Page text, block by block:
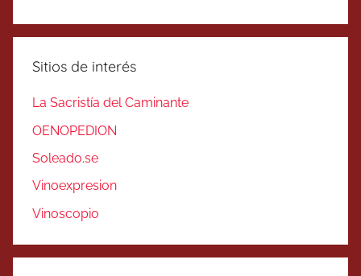
Sitios de interés
La Sacristía del Caminante
OENOPEDION
Soleado.se
Vinoexpresion
Vinoscopio